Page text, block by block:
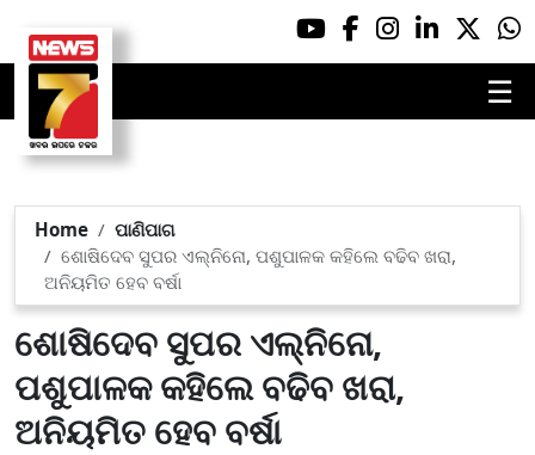
☰
Home
ପାଣିପାଗ
ଶୋଷିଦେବ ସୁପର ଏଲ୍‌ନିନୋ, ପଶୁପାଳକ କହିଲେ ବଢିବ ଖରା,
ଅନିୟମିତ ହେବ ବର୍ଷା
ଶୋଷିଦେବ ସୁପର ଏଲ୍‌ନିନୋ,
ପଶୁପାଳକ କହିଲେ ବଢିବ ଖରା,
ଅନିୟମିତ ହେବ ବର୍ଷା